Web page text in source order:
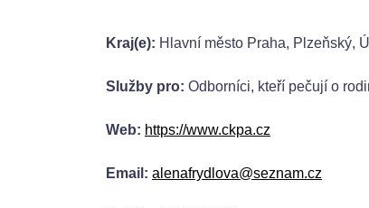
Kraj(e): Hlavní město Praha, Plzeňský,
Služby pro: Odborníci, kteří pečují o
Web: https://www.ckpa.cz
Email: alenafrydlova@seznam.cz